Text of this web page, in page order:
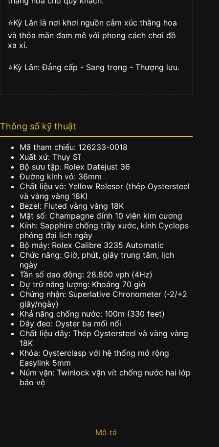
⭐️Kỳ Lân là nơi khơi nguồn cảm xúc thăng hoa
và thỏa mãn đam mê với phong cách chơi đồ
xa xỉ.
⭐️Kỳ Lân: Đẳng cấp - Sang trọng - Thượng lưu.
Thông số kỹ thuật
Mã tham chiếu: 126233-0018
Xuất xứ: Thụy Sĩ
Bộ sưu tập: Rolex Datejust 36
Đường kính vỏ: 36mm
Chất liệu vỏ: Yellow Rolesor (thép Oystersteel
và vàng vàng 18K)
Bezel: Fluted vàng vàng 18K
Mặt số: Champagne đính 10 viên kim cương
Kính: Sapphire chống trầy xước, kính Cyclops
phóng đại lịch ngày
Bộ máy: Rolex Calibre 3235 Automatic
Chức năng: Giờ, phút, giây trung tâm, lịch
ngày
Tần số dao động: 28.800 vph (4Hz)
Dự trữ năng lượng: Khoảng 70 giờ
Chứng nhận: Superlative Chronometer (-2/+2
giây/ngày)
Khả năng chống nước: 100m (330 feet)
Dây đeo: Oyster ba mối nối
Chất liệu dây: Thép Oystersteel và vàng vàng
18K
Khóa: Oysterclasp với hệ thống mở rộng
Easylink 5mm
Núm vặn: Twinlock vặn vít chống nước hai lớp
bảo vệ
Mô tả